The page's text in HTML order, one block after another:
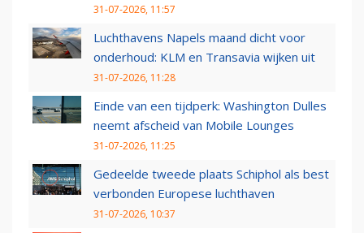
31-07-2026, 11:57
Luchthavens Napels maand dicht voor
onderhoud: KLM en Transavia wijken uit
31-07-2026, 11:28
Einde van een tijdperk: Washington Dulles
neemt afscheid van Mobile Lounges
31-07-2026, 11:25
Gedeelde tweede plaats Schiphol als best
verbonden Europese luchthaven
31-07-2026, 10:37